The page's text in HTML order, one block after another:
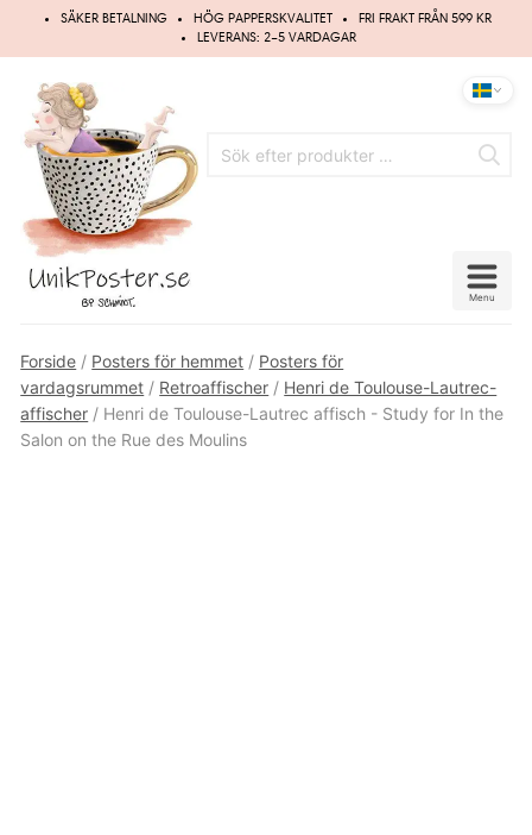
Hoppa
SÄKER BETALNING HÖG PAPPERSKVALITET
FRI FRAKT FRÅN 599 KR
LEVERANS: 2–5 VARDAGAR
Menu
Forside / Posters för hemmet / Posters för
vardagsrummet / Retroaffischer / Henri de Toulouse-Lautrec-
affischer / Henri de Toulouse-Lautrec affisch - Study for In the
Salon on the Rue des Moulins